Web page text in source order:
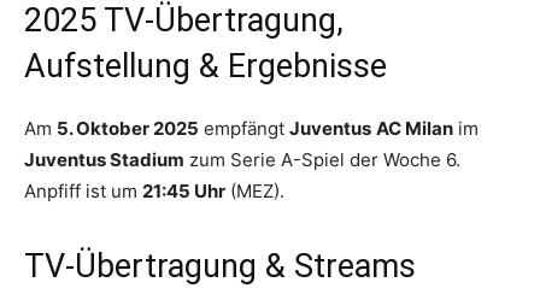
2025 TV-Übertragung,
Aufstellung & Ergebnisse
Am 5. Oktober 2025 empfängt Juventus AC Milan im
Juventus Stadium zum Serie A-Spiel der Woche 6.
Anpfiff ist um 21:45 Uhr (MEZ).
TV-Übertragung & Streams